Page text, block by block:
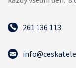
261 136 113